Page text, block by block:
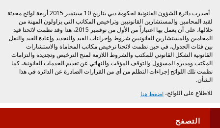
أصدرت دائرة الشؤون القانونية لحكومة دبي بتاريخ 10 سبتمبر 2015 أربعة لوائح محدثة
​لقيد المحامين والمستشارين القانونيين وتراخيص المكاتب التي يزاولون المهنة من
خلالها، على أن يعمل بها اعتباراً من الأول من نوفمبر 2015، هذا وقد نظمت لائحتا قيد
المحامين والمستشارين القانونيين شروط وإجراءات القيد والتجديد وإعادة القيد والنقل
بين فئات الجدول، في حين نظمت لائحتا ترخيص مكاتب المحاماة والاستشارات
القانونية الشكل القانوني للمكتب والشروط اللازمة لمنح الترخيص وتجديده والتزامات
المكتب ومديره المسؤول والتوقف المؤقت والنهائي عن تقديم الخدمات القانونية، كما
نظمت تلك اللوائح إجراءات التظلم من أي من القرارات الصادرة عن الدائرة في هذا
الشأن.
​للاطلاع على اللوائح، اضغط هنا​
التصفح